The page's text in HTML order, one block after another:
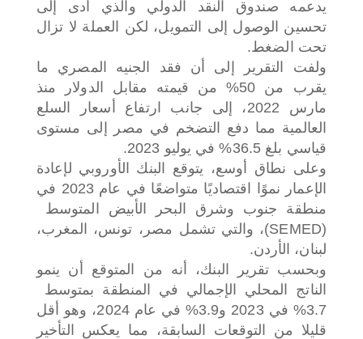
يدعمه صندوق النقد الدولي والذي أدى إلى
تحسين الوصول إلى التمويل، لكن العملة لا تزال
تحت الضغط.
ولفت التقرير إلى أن فقد الجنيه المصري ما
يقرب من 50% من قيمته مقابل الدولار منذ
مارس 2022، إلى جانب ارتفاع أسعار السلع
العالمية مما دفع التضخم في مصر إلى مستوى
قياسي بلغ 36.5% في يوليو 2023.
وعلى نطاق أوسع، يتوقع البنك الأوروبي لإعادة
الإعمار نموًا اقتصاديًا متواضعًا في عام 2023 في
منطقة جنوب وشرق البحر الأبيض المتوسط ​​
(SEMED)، والتي تشمل مصر، تونس، المغرب،
لبنان، الأردن.
وبحسب تقرير البنك، أنه من المتوقع أن ينمو
3.7% في 2023 و3.9% في عام 2024، وهو أقل
قليلا من التوقعات السابقة، مما يعكس التأخير